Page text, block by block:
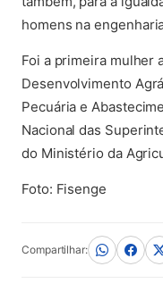
homens na
Foi a primeira mulher
Desenvolvimento
Pecuária e
Nacional das
do Ministério da
Foto: Fisenge
Compartilhar: